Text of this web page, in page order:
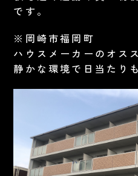
です。
※岡崎市福岡町
ハウスメーカーのオス
静かな環境で日当たり